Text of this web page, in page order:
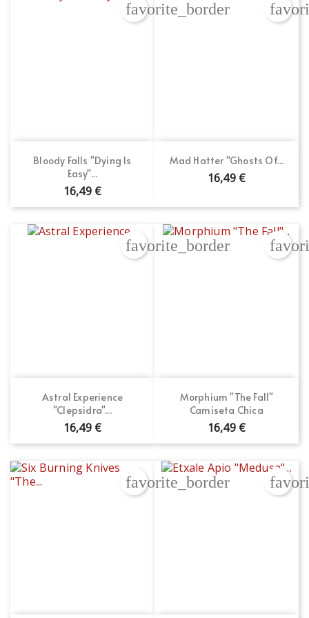
Bloody Falls "Dying Is
Easy"...
16,49 €
favorite_border
Mad Hatter "Ghosts Of...
16,49 €
Astral Experience
"Clepsidra"...
16,49 €
favorite_border
Morphium "The Fall"
Camiseta Chica
16,49 €
favorite_border